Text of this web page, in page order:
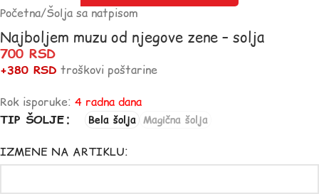
Početna/Šolja sa natpisom
Najboljem muzu od njegove zene – solja
700 RSD
+380 RSD troškovi poštarine
Rok isporuke: 4 radna dana
TIP ŠOLJE
Bela šolja Magična šolja
IZMENE NA ARTIKLU: